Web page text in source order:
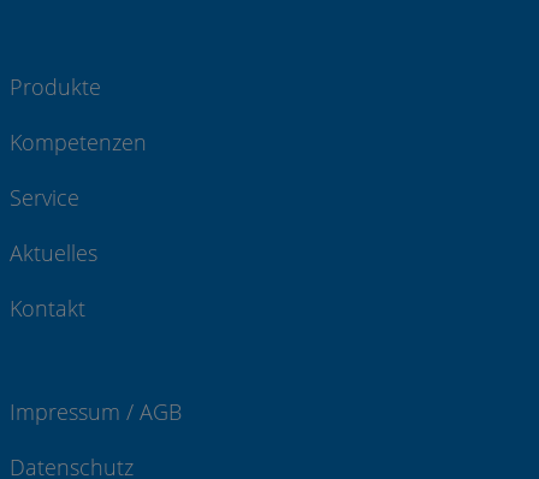
Produkte
Kompetenzen
Service
Aktuelles
Kontakt
Impressum / AGB
Datenschutz